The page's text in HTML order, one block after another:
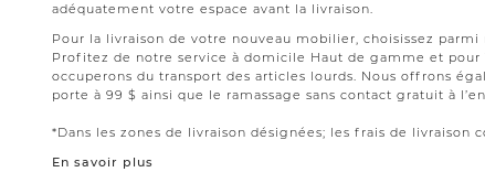
adéquatement votre espace avant la livraison.
Pour la livraison de votre nouveau mobilier, choisissez parmi
Profitez de notre service à domicile Haut de gamme et pour
occuperons du transport des articles lourds. Nous offrons
porte à 99 $ ainsi que le ramassage sans contact gratuit à
*Dans les zones de livraison désignées; les frais de livraison
En savoir plus